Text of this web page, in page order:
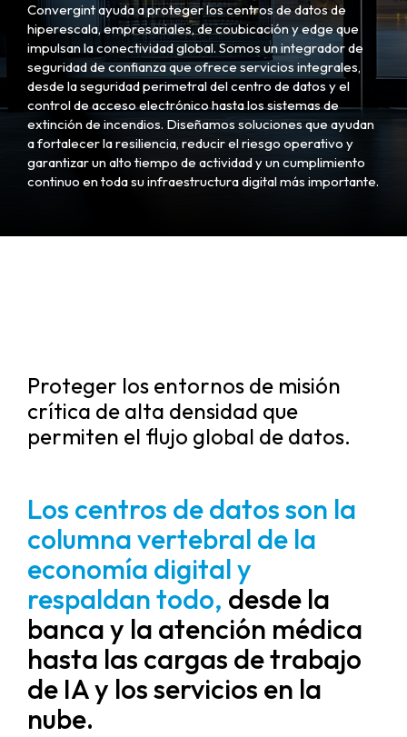
Convergint ayuda a proteger los centros de datos de
hiperescala, empresariales, de coubicación y edge que
impulsan la conectividad global. Somos un integrador de
seguridad de confianza que ofrece servicios integrales,
desde la seguridad perimetral del centro de datos y el
control de acceso electrónico hasta los sistemas de
extinción de incendios. Diseñamos soluciones que ayudan
a fortalecer la resiliencia, reducir el riesgo operativo y
garantizar un alto tiempo de actividad y un cumplimiento
continuo en toda su infraestructura digital más importante.
Proteger los entornos de misión
crítica de alta densidad que
permiten el flujo global de datos.
Los centros de datos son la
columna vertebral de la
economía digital y
respaldan todo, desde la
banca y la atención médica
hasta las cargas de trabajo
de IA y los servicios en la
nube.